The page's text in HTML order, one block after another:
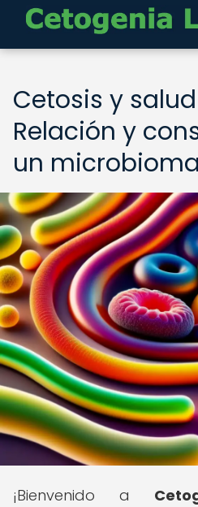
Cetosis y
Relación y
un
¡Bienvenido a